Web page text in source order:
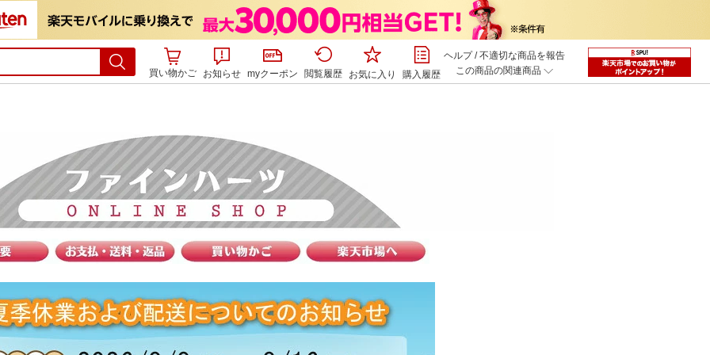
買い物かご お知らせ myクーポン 閲覧履歴 お気に入り 購入履歴
ヘルプ/不適切な商品を報告
この商品の関連商品